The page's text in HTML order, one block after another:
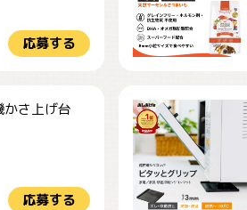
応募する
かさ上げ台
応募する